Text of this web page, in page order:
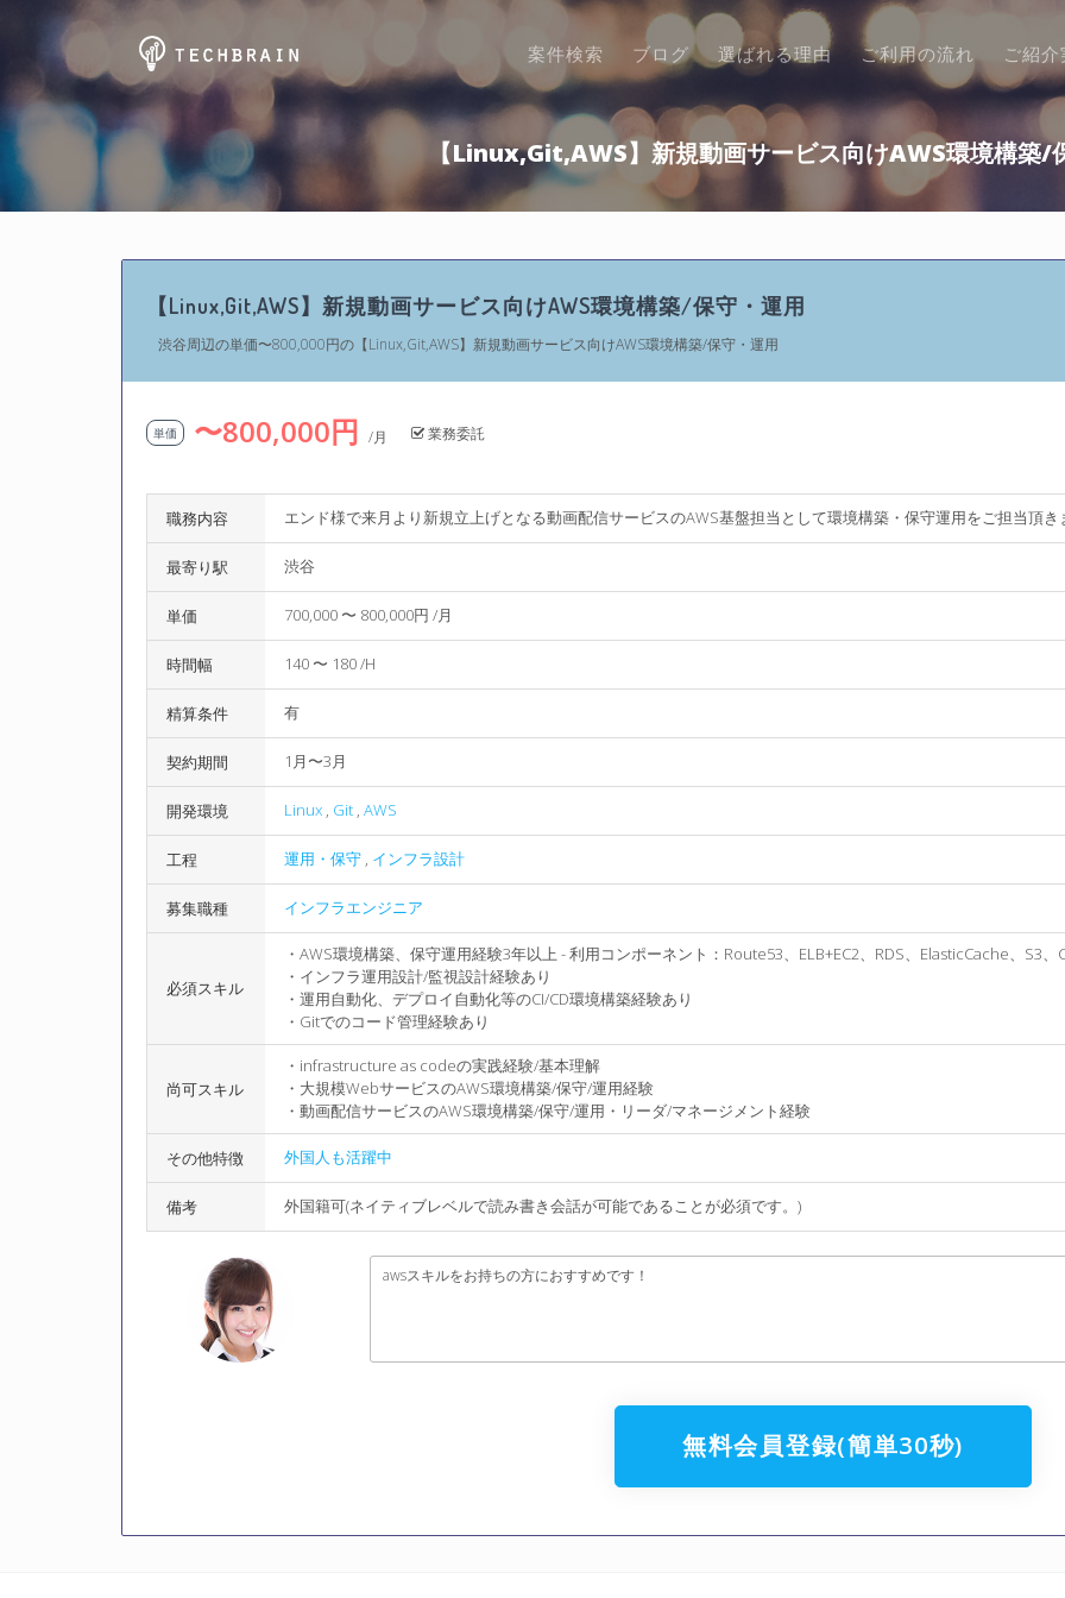
案件検索 ブログ 選ばれる理由 ご利用の流れ ご紹
【Linux,Git,AWS】新規動画サービス向けAWS環境構築/
【Linux,Git,AWS】新規動画サービス向けAWS環境構築/保守・運用
渋谷周辺の単価〜800,000円の【Linux,Git,AWS】新規動画サービス向けAWS環境構築/保守・運用
単価 〜800,000円 /月 業務委託
職務内容 エンド様で来月より新規立上げとなる動画配信サービスのAWS基盤担当として環境構築・保守運用をご担当頂き
最寄り駅 渋谷
単価 700,000 〜 800,000円 /月
時間幅 140 〜 180 /H
精算条件 有
契約期間 1月〜3月
開発環境 Linux , Git , AWS
工程 運用・保守 , インフラ設計
募集職種 インフラエンジニア
必須スキル
・AWS環境構築、保守運用経験3年以上 - 利用コンポーネント：Route53、ELB+EC2、RDS、ElasticCache、S3
・インフラ運用設計/監視設計経験あり
・運用自動化、デプロイ自動化等のCI/CD環境構築経験あり
・Gitでのコード管理経験あり
尚可スキル
・infrastructure as codeの実践経験/基本理解
・大規模WebサービスのAWS環境構築/保守/運用経験
・動画配信サービスのAWS環境構築/保守/運用・リーダ/マネージメント経験
その他特徴 外国人も活躍中
備考 外国籍可(ネイティブレベルで読み書き会話が可能であることが必須です。)
awsスキルをお持ちの方におすすめです！
無料会員登録(簡単30秒)